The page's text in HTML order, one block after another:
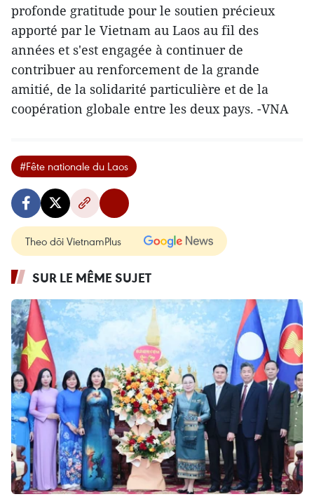
profonde gratitude pour le soutien précieux
apporté par le Vietnam au Laos au fil des
années et s'est engagée à continuer de
contribuer au renforcement de la grande
amitié, de la solidarité particulière et de la
coopération globale entre les deux pays. -VNA
#Fête nationale du Laos
Theo dõi VietnamPlus
SUR LE MÊME SUJET